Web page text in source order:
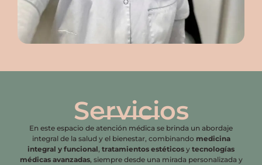
Servicios
En este espacio de atención médica se brinda un abordaje
integral de la salud y el bienestar, combinando medicina
integral y funcional, tratamientos estéticos y tecnologías
médicas avanzadas, siempre desde una mirada personalizada y